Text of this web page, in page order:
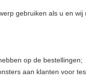
gebruiken als u en wij
op de bestellingen;
aan klanten voor